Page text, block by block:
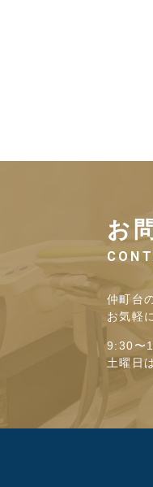
お
仲町台
お気軽
9:30〜
土曜日